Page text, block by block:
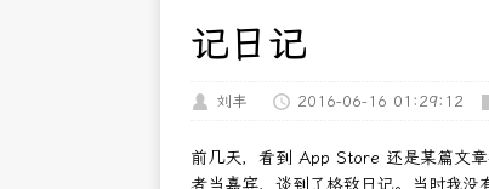
记日记
刘丰 2016-06-16 01:29:12
前几天，看到 App Store 还是某篇文
者当嘉宾，谈到了格致日记。当时我没